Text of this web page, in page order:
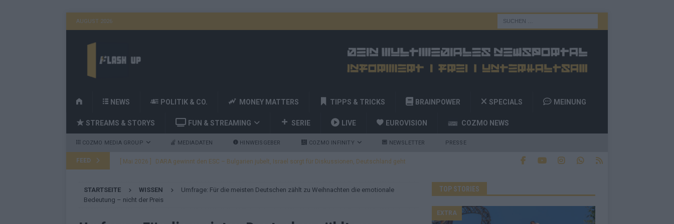
AUGUST 2026
H
M
E
NEWS POLITIK & CO. MONEY MATTERS TIPPS & TRICKS BRAINPOWER SPECIALS MEINUNG
STREAMS & STORYS FUN & STREAMING SERIE LIVE EUROVISION COZMO NEWS
COZMO MEDIA GROUP MEDIADATEN HINWEISGEBER COZMO INFINITY NEWSLETTER PRESSE
FEED [ Mai 2026 ] DARA gewinnt den ESC – Bulgarien jubelt, Israel sorgt für Diskussionen, Deutschland geht
JJ, Lordi, Verka Serduchka und Billy Joel – das ESC-Finale wird eine Party
STARTSEITE WISSEN
Umfrage: Für die meisten Deutschen zählt zu Weihnachten die emotionale
Bedeutung – nicht der Preis
TOP STORIES
EXTRA